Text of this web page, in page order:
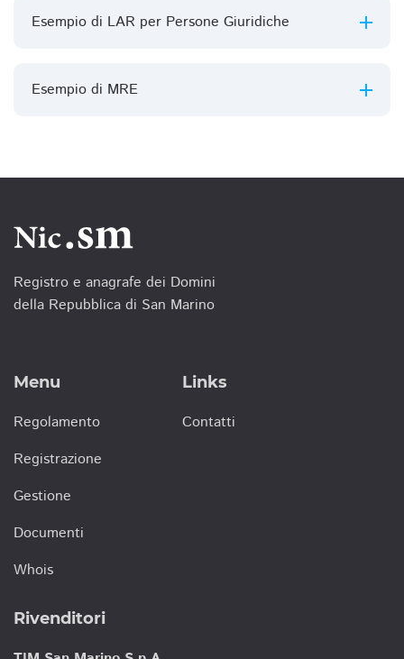
Esempio di LAR per Persone Giuridiche
Esempio di MRE
Registro e anagrafe dei Domini
della Repubblica di San Marino
Menu
Regolamento
Registrazione
Gestione
Documenti
Whois
Links
Contatti
Rivenditori